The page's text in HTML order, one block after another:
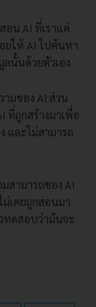
อน AI ที่เราแค่
ให้ AI ไปค้นหา
นั้นด้วยตัวเอง
ามของ AI ส่วน
ที่ถูกสร้างมาเพื่อ
และไม่สามารถ
สามารถของ AI
เคยถูกสอนมา
ทดสอบว่ามันจะ